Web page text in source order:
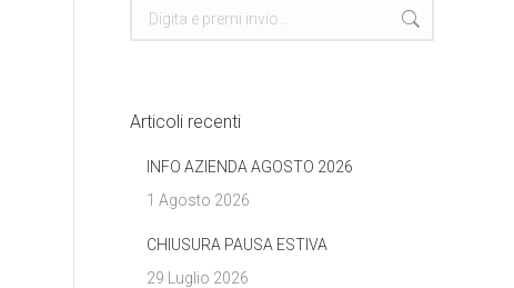
Cerca
Articoli recenti
INFO AZIENDA AGOSTO 2026
1 Agosto 2026
CHIUSURA PAUSA ESTIVA
29 Luglio 2026